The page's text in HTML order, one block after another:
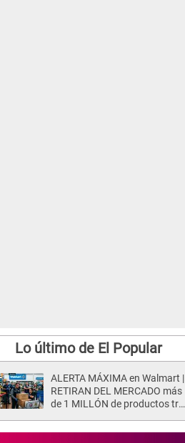
Lo último de El Popular
ALERTA MÁXIMA en Walmart |
RETIRAN DEL MERCADO más
de 1 MILLÓN de productos tras